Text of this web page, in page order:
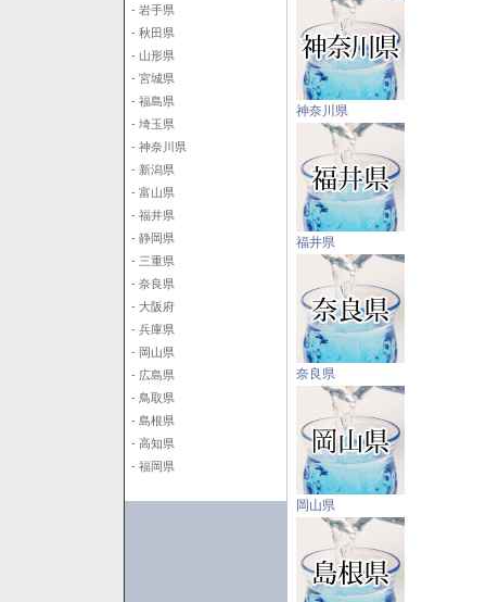
- 岩手県
- 秋田県
- 山形県
- 宮城県
- 福島県
- 埼玉県
- 神奈川県
- 新潟県
- 富山県
- 福井県
- 静岡県
- 三重県
- 奈良県
- 大阪府
- 兵庫県
- 岡山県
- 広島県
- 鳥取県
- 島根県
- 高知県
- 福岡県
神奈川県
福井県
奈良県
岡山県